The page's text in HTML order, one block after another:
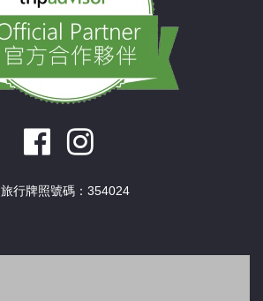
旅行牌照號碼：354024